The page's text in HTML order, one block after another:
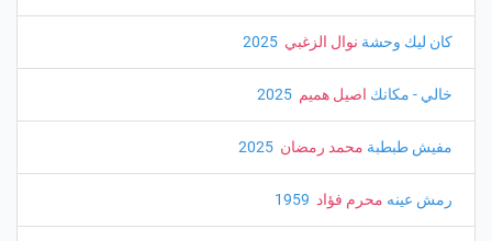
كان ليك وحشة نوال الزغبي
خالي - مكانك اصيل هميم
مفيش طبطبة محمد رمضان
رمش عينه محرم فؤاد